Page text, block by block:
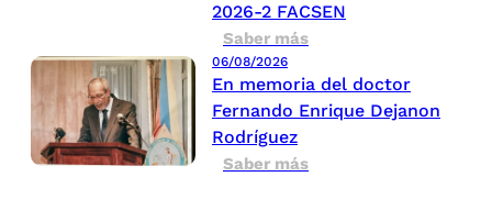
2026-2 FACSEN
Saber más
06/08/2026
En memoria del doctor
Fernando Enrique Dejanon
Rodríguez
Saber más